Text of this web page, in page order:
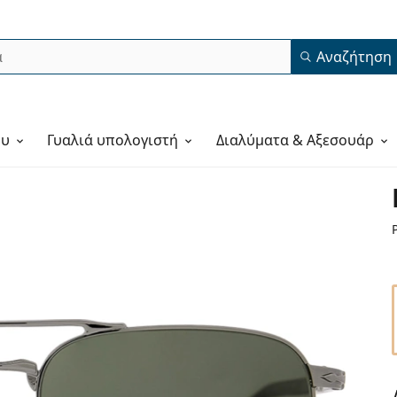
Αναζήτηση
Γυαλιά υπολογιστή Διαλύματα & Αξεσουάρ